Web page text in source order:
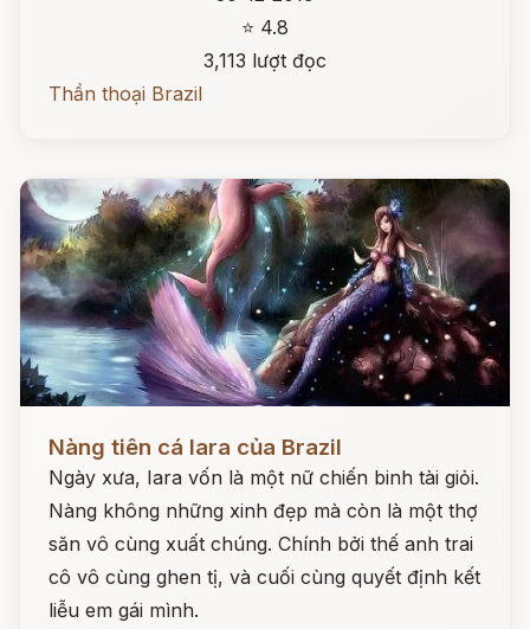
⭐ 4.8
3,113 lượt đọc
Thần thoại Brazil
Nàng tiên cá Iara của Brazil
Ngày xưa, Iara vốn là một nữ chiến binh tài giỏi.
Nàng không những xinh đẹp mà còn là một thợ
săn vô cùng xuất chúng. Chính bởi thế anh trai
cô vô cùng ghen tị, và cuối cùng quyết định kết
liễu em gái mình.